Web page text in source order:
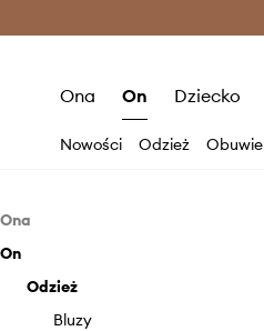
Ona On Dziecko
Nowości Odzież Obuwie
Ona
Bluzy
Kurtki
Obuwie
Botki
Akcesoria
On
Odzież
Bluzy